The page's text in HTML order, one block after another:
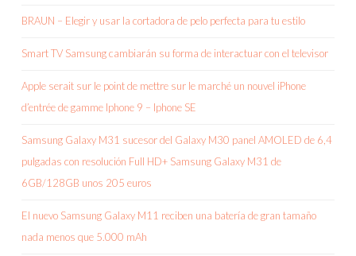
BRAUN – Elegir y usar la cortadora de pelo perfecta para tu estilo
Smart TV Samsung cambiarán su forma de interactuar con el televisor
Apple serait sur le point de mettre sur le marché un nouvel iPhone
d’entrée de gamme Iphone 9 – Iphone SE
Samsung Galaxy M31 sucesor del Galaxy M30 panel AMOLED de 6,4
pulgadas con resolución Full HD+ Samsung Galaxy M31 de
6GB/128GB unos 205 euros
El nuevo Samsung Galaxy M11 reciben una batería de gran tamaño
nada menos que 5.000 mAh